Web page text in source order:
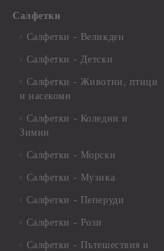
Салфетки
Салфетки - Великден
Салфетки - Детски
Салфетки - Животни, птици
и насекоми
Салфетки - Коледни и
Зимни
Салфетки - Морски
Салфетки - Музика
Салфетки - Пеперуди
Салфетки - Рози
Салфетки - Пътешествия и